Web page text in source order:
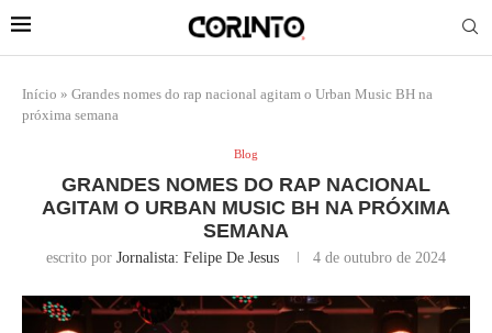
Início » Grandes nomes do rap nacional agitam o Urban Music BH na
próxima semana
Blog
GRANDES NOMES DO RAP NACIONAL
AGITAM O URBAN MUSIC BH NA PRÓXIMA
SEMANA
escrito por Jornalista: Felipe De Jesus 4 de outubro de 2024